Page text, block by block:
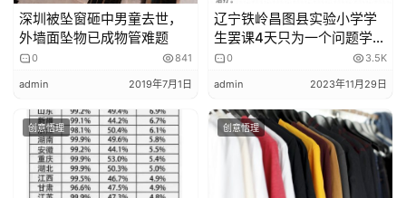
封。缺考考生需由监考老师把条形码贴在答题卡上，并填涂
缺考标记，放入本考场答题纸袋中,同时在考场记录单上注
明。
5.已考试科目的答题卡要认真清点并及时送朝阳区教科院三
元桥校区（静安里甲30号）扫描，每天上午下午各送一
次。
6.返还答题卡时间：
答题卡于11月11日（周六）上午8:00-11:30到朝阳区教科院
深圳被坠窗砸中男童去世，
外墙面坠物已成物管难题
0 841
admin 2019年7月1日
辽宁铁岭昌图县实验小学学
生罢课4天只为一个问题学
生，我们该如何对待？
0 3.5K
admin 2023年11月29日
创意悟理 创意悟理